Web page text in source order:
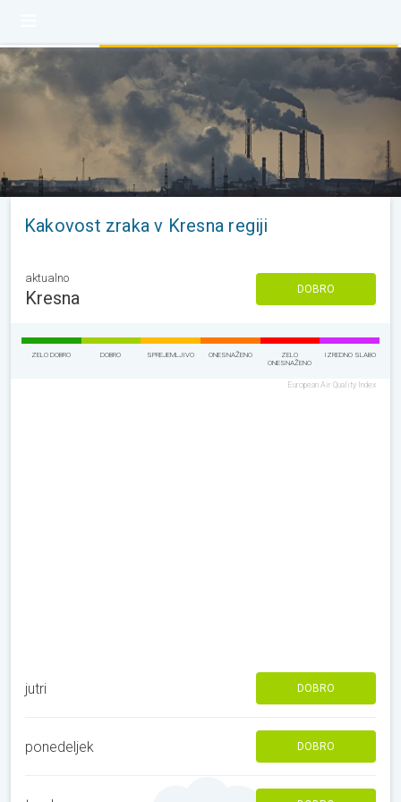
Kakovost zraka v Kresna regiji
aktualno
Kresna DOBRO
ZELO DOBRO DOBRO SPREJEMLJIVO ONESNAŽENO
ZELO
ONESNAŽENO
IZREDNO SLABO
European Air Quality Index
jutri DOBRO
ponedeljek DOBRO